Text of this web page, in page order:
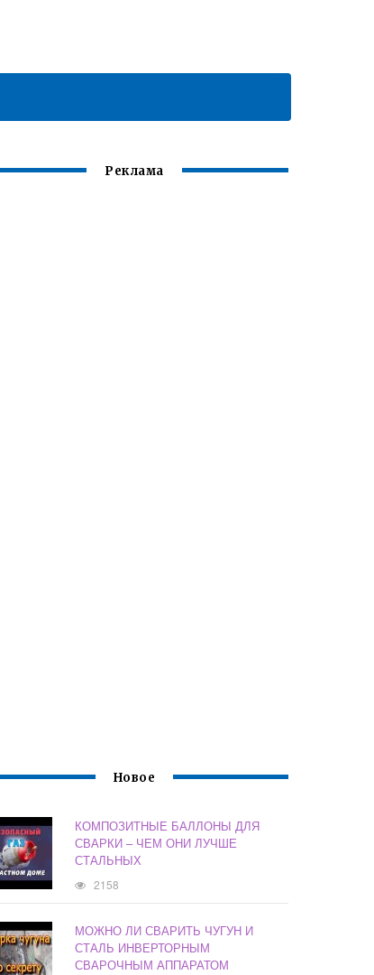
Реклама
Новое
КОМПОЗИТНЫЕ БАЛЛОНЫ ДЛЯ
СВАРКИ – ЧЕМ ОНИ ЛУЧШЕ
СТАЛЬНЫХ
2158
МОЖНО ЛИ СВАРИТЬ ЧУГУН И
СТАЛЬ ИНВЕРТОРНЫМ
СВАРОЧНЫМ АППАРАТОМ